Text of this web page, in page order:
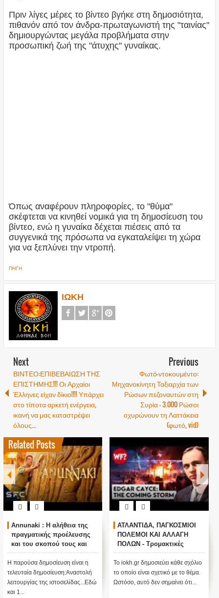
Πριν λίγες μέρες το βίντεο βγήκε στη δημοσιότητα,
πιθανόν από τον άνδρα-πρωταγωνιστή της "ταινίας"
δημιουργώντας μεγάλα προβλήματα στην
προσωπική ζωή της "άτυχης" γυναίκας.
Όπως αναφέρουν πληροφορίες, το "θύμα"
σκέφτεται να κινηθεί νομικά για τη δημοσίευση του
βίντεο, ενώ η γυναίκα δέχεται πιέσεις από τα
συγγενικά της πρόσωπα να εγκαταλείψει τη χώρα
για να ξεπλύνει την ντροπή.
ΠΗΓΗ
ΙΩΚΗ
Next
ΒΙΝΤΕΟ:ΕΠΙΒΕΒΑΙΩΣΗ ΤΗΣ
ΕΠΙΣΤΗΜΗΣ!!! Οι Αρχαίοι
Έλληνες είχαν δίκιο!!!! Υπάρχει
στο τίποτα αρκετή ενέργεια,
ικανή να μας καταστρέψει
όλους...
Previous
Φωτό-ντοκουμέντο:
Μηχανοκίνητη Ταξιαρχία των
Ρώσων πεζοναυτών στη
Συρία - 3.000 Ρώσοι
οχυρώνουν τη Λαττάκεια
(φωτό, vid)
Related Posts
: Η αλήθεια της
προέλευσης
σκοπού τους και
λειτουργίας μας
είναι η
της ιστοσελίδας...Εδώ
ΑΤΛΑΝΤΙΔΑ, ΠΑΓΚΟΣΜΙΟΙ
ΠΟΛΕΜΟΙ ΚΑΙ ΑΛΛΑΓΗ
ΠΟΛΩΝ - Τρομακτικές
προβλέψεις του Edgar
Cayce (Video)
Το iokh.gr δημοσιεύει κάθε σχόλιο
το οποίο είναι σχετικό με το θέμα.
Ωστόσο, αυτό δεν σημαίνει ότι...
Ο
ΠΟΥΤΙΝ;
ΥΠΕΡ ΤΟΥ
ΜΕΓΑΛΗ